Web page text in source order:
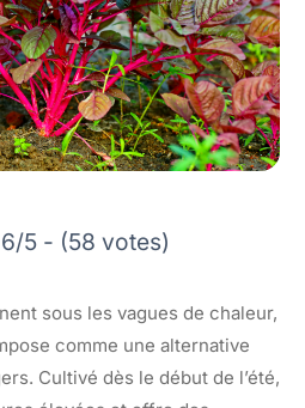
5 - (58 votes)
sous les vagues de chaleur,
comme une alternative
Cultivé dès le début de l’été,